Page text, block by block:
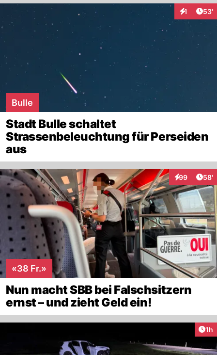
1 53'
Bulle
Stadt Bulle schaltet
Strassenbeleuchtung für Perseiden
aus
99
Interaktionen
58'
«38 Fr.»
Nun macht SBB bei Falschsitzern
ernst – und zieht Geld ein!
1h